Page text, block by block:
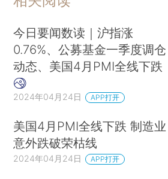
今日要闻数读｜沪指涨
0.76%、公募基金一季度调仓
动态、美国4月PMI全线下跌
2024年04月24日 APP打开
美国4月PMI全线下跌 制造业
意外跌破荣枯线
2024年04月24日 APP打开